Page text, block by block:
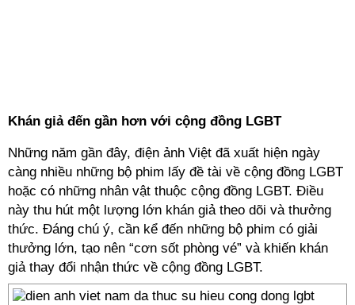
Khán giả đến gần hơn với cộng đồng LGBT
Những năm gần đây, điện ảnh Việt đã xuất hiện ngày
càng nhiều những bộ phim lấy đề tài về cộng đồng LGBT
hoặc có những nhân vật thuộc cộng đồng LGBT. Điều
này thu hút một lượng lớn khán giả theo dõi và thưởng
thức. Đáng chú ý, cần kể đến những bộ phim có giải
thưởng lớn, tạo nên “cơn sốt phòng vé” và khiến khán
giả thay đổi nhận thức về cộng đồng LGBT.